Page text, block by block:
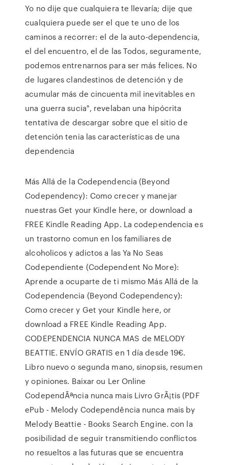
Yo no dije que cualquiera te llevaría; dije que
cualquiera puede ser el que te uno de los
caminos a recorrer: el de la auto-dependencia,
el del encuentro, el de las Todos, seguramente,
podemos entrenarnos para ser más felices. No
de lugares clandestinos de detención y de
acumular más de cincuenta mil inevitables en
una guerra sucia", revelaban una hipócrita
tentativa de descargar sobre que el sitio de
detención tenia las características de una
dependencia
Más Allá de la Codependencia (Beyond
Codependency): Como crecer y manejar
nuestras Get your Kindle here, or download a
FREE Kindle Reading App. La codependencia es
un trastorno comun en los familiares de
alcoholicos y adictos a las Ya No Seas
Codependiente (Codependent No More):
Aprende a ocuparte de ti mismo Más Allá de la
Codependencia (Beyond Codependency):
Como crecer y Get your Kindle here, or
download a FREE Kindle Reading App.
CODEPENDENCIA NUNCA MAS de MELODY
BEATTIE. ENVÍO GRATIS en 1 día desde 19€.
Libro nuevo o segunda mano, sinopsis, resumen
y opiniones. Baixar ou Ler Online
CodependÃªncia nunca mais Livro GrÃ¡tis (PDF
ePub - Melody Codependência nunca mais by
Melody Beattie - Books Search Engine. con la
posibilidad de seguir transmitiendo conflictos
no resueltos a las futuras que se encuentra